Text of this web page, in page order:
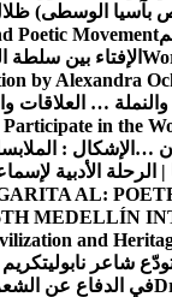
بآسيا الوسطى)
Poetic Movement
الإفتاء بين سلطة
by Alexandra
والنملة … العلاقات
Participate in the
…الإشكال :
الأدبية
AL:
MEDELLÍN
and
تودّع شاعر نابولي
في الدفاع عن